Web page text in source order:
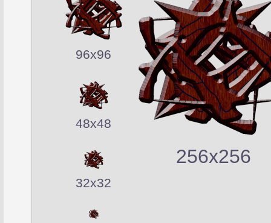
96x96
48x48
32x32
256x256